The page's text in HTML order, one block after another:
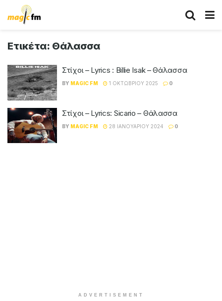
Ετικέτα: Θάλασσα
Στίχοι – Lyrics : Billie Isak – Θάλασσα
BY MAGIC FM 1 ΟΚΤΩΒΡΊΟΥ 2025 0
Στίχοι – Lyrics: Sicario – Θάλασσα
BY MAGIC FM 28 ΙΑΝΟΥΑΡΊΟΥ 2024 0
ADVERTISEMENT